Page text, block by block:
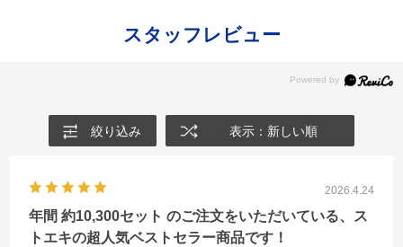
スタッフレビュー
絞り込み 表示：新しい順
2026.4.24
年間 約10,300セット のご注文をいただいている、ス
トエキの超人気ベストセラー商品です！